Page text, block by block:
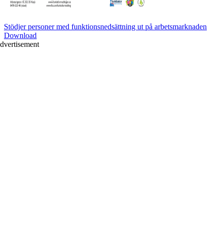
Stödjer personer med funktionsnedsättning ut på arbetsmarknaden
Download